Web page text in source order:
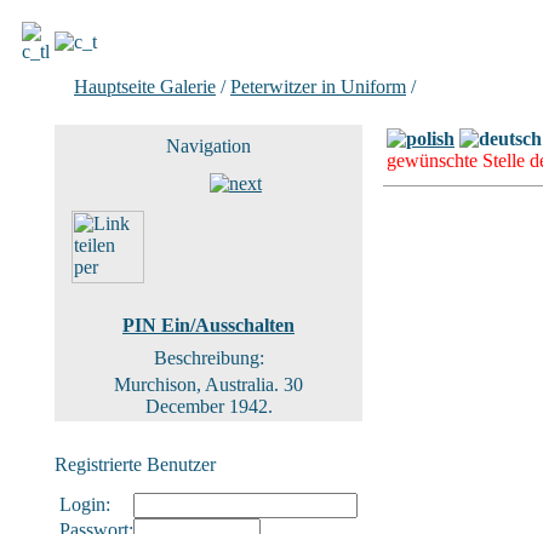
Hauptseite Galerie /Peterwitzer in Uniform /
Navigation
PIN Ein/Ausschalten
Beschreibung:
Murchison, Australia. 30
December 1942.
Registrierte Benutzer
Login:
Passwort:
gewünschte Stelle